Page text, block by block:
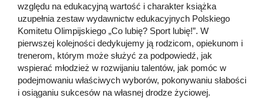
względu na edukacyjną wartość i charakter książka
uzupełnia zestaw wydawnictw edukacyjnych Polskiego
Komitetu Olimpijskiego „Co lubię? Sport lubię!”. W
pierwszej kolejności dedykujemy ją rodzicom, opiekunom i
trenerom, którym może służyć za podpowiedź, jak
wspierać młodzież w rozwijaniu talentów, jak pomóc w
podejmowaniu właściwych wyborów, pokonywaniu słabości
i osiąganiu sukcesów na własnej drodze życiowej.